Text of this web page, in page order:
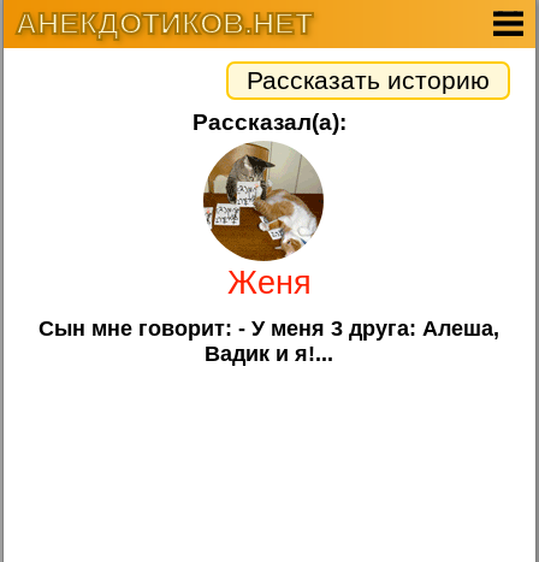
АНЕКДОТИКОВ.НЕТ
Рассказать историю
Рассказал(а):
Женя
Сын мне говорит: - У меня 3 друга: Алеша,
Вадик и я!...